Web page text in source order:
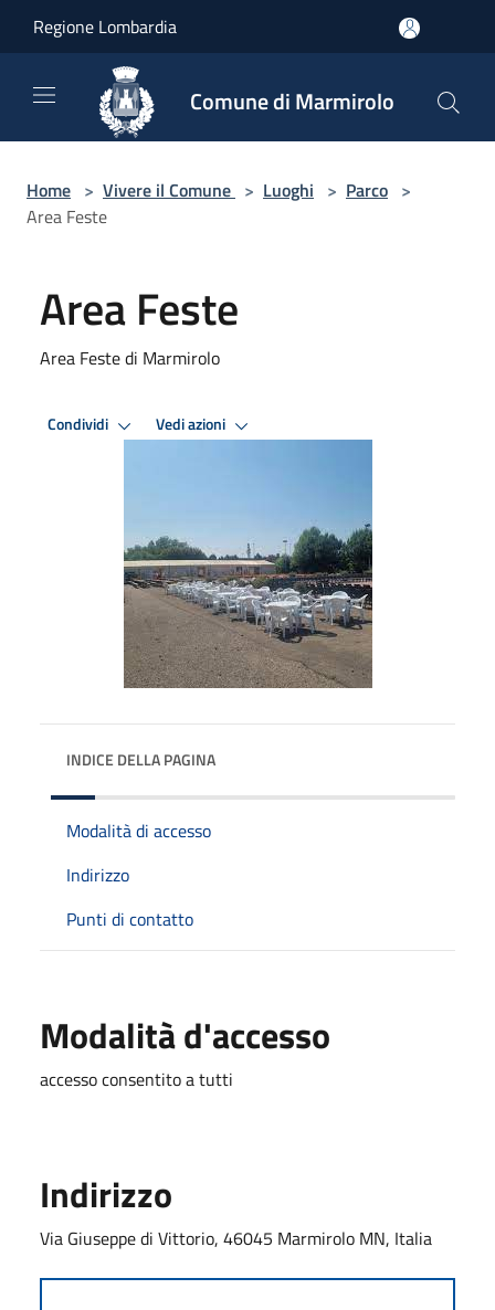
Regione Lombardia
Comune di Marmirolo
Home > Vivere il Comune > Luoghi > Parco >
Area Feste
Area Feste
Area Feste di Marmirolo
Condividi Vedi azioni
INDICE DELLA PAGINA
Modalità di accesso
Indirizzo
Punti di contatto
Modalità d'accesso
accesso consentito a tutti
Indirizzo
Via Giuseppe di Vittorio, 46045 Marmirolo MN, Italia